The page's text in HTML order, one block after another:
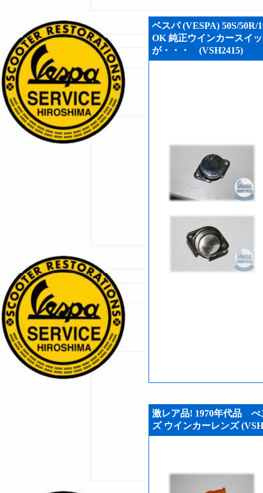
ベスパ (VESPA) 50S/
OK 純正ウインカースイ
が・・・ (VSH2415)
激レア品! 1970年代品 べ
ズ ウインカーレンズ